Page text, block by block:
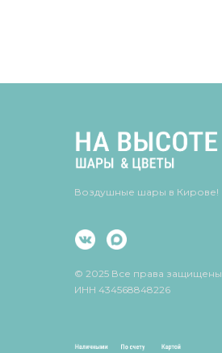
© 2025 Все права защищены
ИНН 434568848226
Воздушные шары в Кирове!